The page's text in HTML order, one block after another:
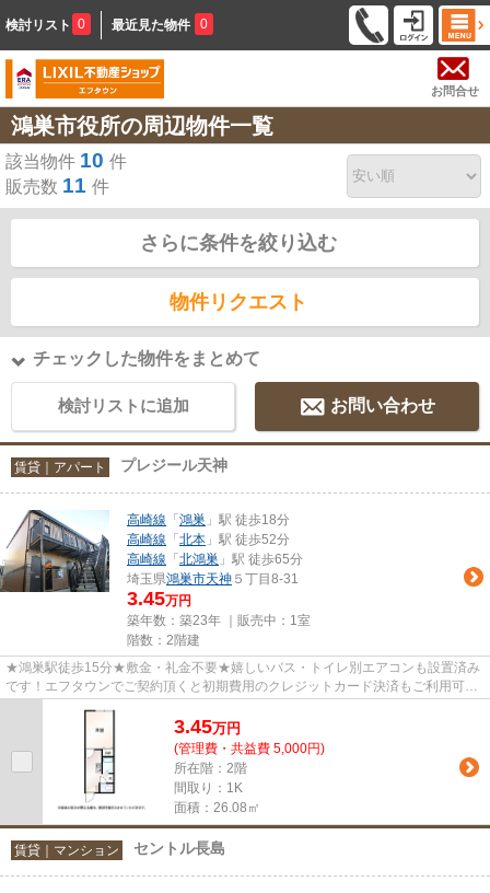
検討リスト 0 最近見た物件 0
お問合せ
鴻巣市役所の周辺物件一覧
該当物件 10 件
販売数 11 件
さらに条件を絞り込む
物件リクエスト
チェックした物件をまとめて
検討リストに追加 お問い合わせ
賃貸｜アパート プレジール天神
高崎線 「 鴻巣 」駅 徒歩18分
高崎線 「 北本 」駅 徒歩52分
高崎線 「 北鴻巣 」駅 徒歩65分
埼玉県鴻巣市天神 ５丁目8-31
3.45万円
築年数：築23年 ｜販売中： 1室
階数：2階建
★鴻巣駅徒歩15分★敷金・礼金不要★嬉しいバス・トイレ別エアコンも設置済み
です！エフタウンでご契約頂くと初期費用のクレジットカード決済もご利用可能
3.45万円
(管理費・共益費 5,000円)
所在階：2階
間取り：1K
面積：26.08㎡
賃貸｜マンション セントル長島